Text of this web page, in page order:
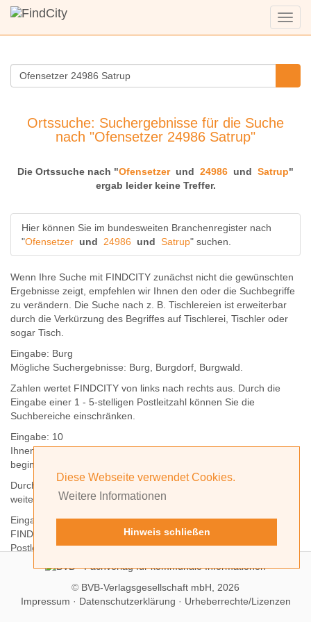
Diese Webseite verwendet Cookies.
Weitere Informationen
Hinweis schließen
Menü
Ortssuche: Suchergebnisse für die Suche
nach "Ofensetzer 24986 Satrup"
Die Ortssuche nach "Ofensetzer und 24986 und Satrup"
ergab leider keine Treffer.
Hier können Sie im bundesweiten Branchenregister nach
"Ofensetzer und 24986 und Satrup" suchen.
Wenn Ihre Suche mit FINDCITY zunächst nicht die gewünschten
Ergebnisse zeigt, empfehlen wir Ihnen den oder die Suchbegriffe
zu verändern. Die Suche nach z. B. Tischlereien ist erweiterbar
durch die Verkürzung des Begriffes auf Tischlerei Tischler oder
sogar Tisch
Eingabe: Burg
Mögliche Suchergebnisse: Burg Burgdorf, Burgwald.
Zahlen wertet FINDCITY von links nach rechts aus. Durch die
Eingabe einer 1 - 5-stelligen Postleitzahl können Sie die
Suchbereiche einschränken.
Eingabe: 10
Ihnen werdenalle Orteangezeigt, derenPostleitzahlmit einer10
beginnt.
Durch Hinzufügen weiterer Ziffern können Sie den Suchbereich
weiter einschränken.
Eingabe:
10585
FINDCITY präsentiert Ihnen ausschließlich die zu dieser
Postleitzahl gehörende Kommune; in diesem Fall Berlin.
© BVB-Verlagsgesellschaft mbH, 2026
Impressum · Datenschutzerklärung · Urheberrechte/Lizenzen